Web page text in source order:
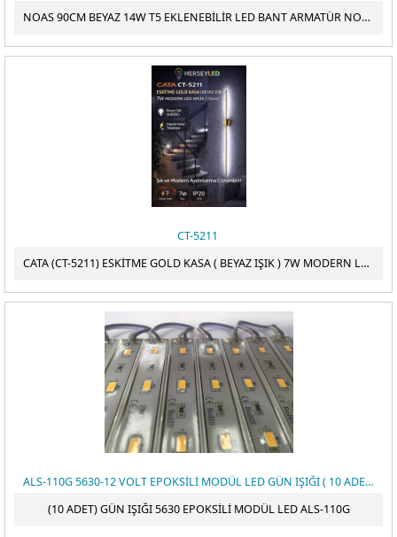
NOAS 90CM BEYAZ 14W T5 EKLENEBİLİR LED BANT ARMATÜR NOAS YL97-1400
CT-5211
CATA (CT-5211) ESKİTME GOLD KASA ( BEYAZ IŞIK ) 7W MODERN LED APLİK ( 73CM )
ALS-110G 5630-12 VOLT EPOKSİLİ MODÜL LED GÜN IŞIĞI ( 10 ADET )
(10 ADET) GÜN IŞIĞI 5630 EPOKSİLİ MODÜL LED ALS-110G